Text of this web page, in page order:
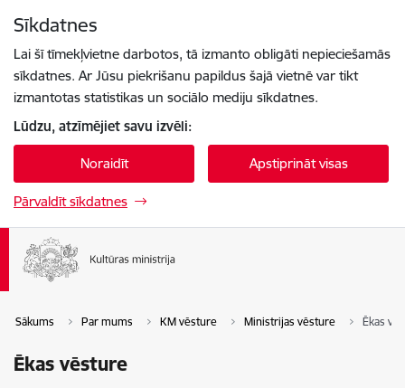
Sīkdatnes
Lai šī tīmekļvietne darbotos, tā izmanto obligāti nepieciešamās
sīkdatnes. Ar Jūsu piekrišanu papildus šajā vietnē var tikt
izmantotas statistikas un sociālo mediju sīkdatnes.
Lūdzu, atzīmējiet savu izvēli:
Noraidīt Apstiprināt visas
Pārvaldīt sīkdatnes
Sākums Par mums KM vēsture Ministrijas vēsture Ēkas
Ēkas vēsture